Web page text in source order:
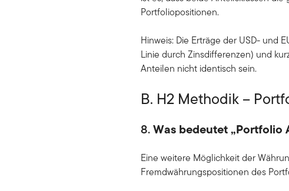
Portfoliopositionen.
Hinweis: Die Erträge der USD- und
Linie durch Zinsdifferenzen) und
Anteilen nicht identisch sein.
B. H2 Methodik –
8.Was bedeutet „Portfolio
Eine weitere Möglichkeit der
Fremdwährungspositionen des